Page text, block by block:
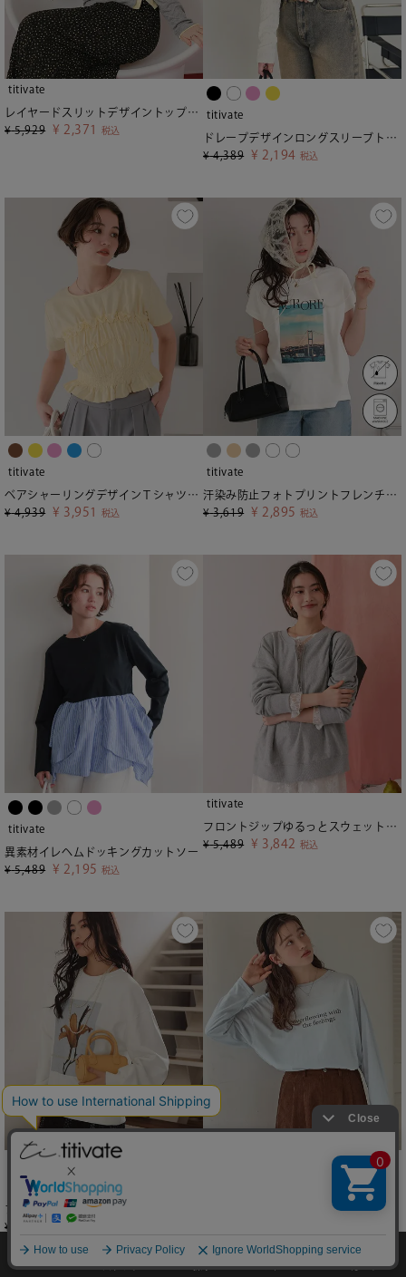
メニュー スナップ 探す マイページ カート
titivate
レイヤードスリットデザイントップスセット
¥ 5,929 ¥ 2,371 税込
titivate
ドレープデザインロングスリーブトップス
¥ 4,389 ¥ 2,194 税込
titivate
ベアシャーリングデザインＴシャツ【メール便可／100】
¥ 4,939 ¥ 3,951 税込
titivate
汗染み防止フォトプリントフレンチスリーブトップス【メール便可／100】
¥ 3,619 ¥ 2,895 税込
titivate
異素材イレヘムドッキングカットソー
¥ 5,489 ¥ 2,195 税込
titivate
フロントジップゆるっとスウェットプルオーバー
¥ 5,489 ¥ 3,842 税込
titivate
¥
4,939 ¥ 1,481
文字プリントシアーロングTシャツ